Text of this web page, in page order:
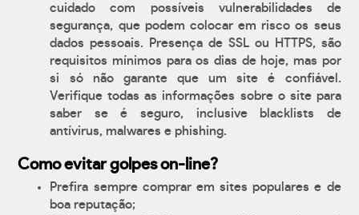
cuidado com possíveis vulnerabilidades de
segurança, que podem colocar em risco os seus
dados pessoais. Presença de SSL ou HTTPS, são
requisitos mínimos para os dias de hoje, mas por
si só não garante que um site é confiável.
Verifique todas as informações sobre o site para
saber se é seguro, inclusive blacklists de
antívirus, malwares e phishing.
Como evitar golpes on-line?
Prefira sempre comprar em sites populares e de
boa reputação;